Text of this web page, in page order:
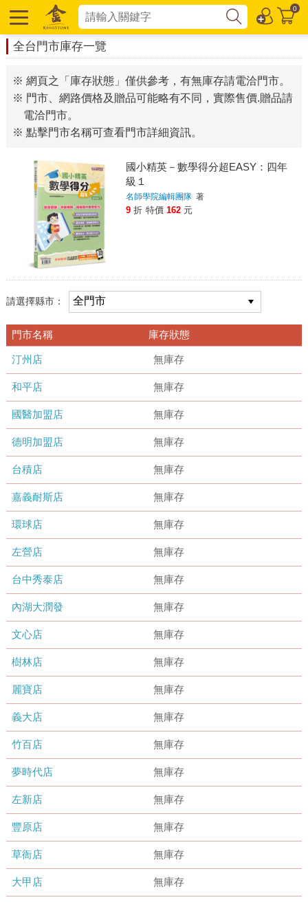
0
全台門市庫存一覽
※ 網頁之「庫存狀態」僅供參考，有無庫存請電洽門市。
※ 門市、網路價格及贈品可能略有不同，實際售價.贈品請
電洽門市。
※ 點擊門市名稱可查看門市詳細資訊。
國小精英－數學得分超EASY：四年
級１
名師學院編輯團隊 著
9 折 特價 162 元
請選擇縣市：
門市名稱 庫存狀態
汀州店 無庫存
和平店 無庫存
國醫加盟店 無庫存
德明加盟店 無庫存
台積店 無庫存
嘉義耐斯店 無庫存
環球店 無庫存
左營店 無庫存
台中秀泰店 無庫存
內湖大潤發 無庫存
文心店 無庫存
樹林店 無庫存
麗寶店 無庫存
義大店 無庫存
竹百店 無庫存
夢時代店 無庫存
左新店 無庫存
豐原店 無庫存
草衙店 無庫存
大甲店 無庫存